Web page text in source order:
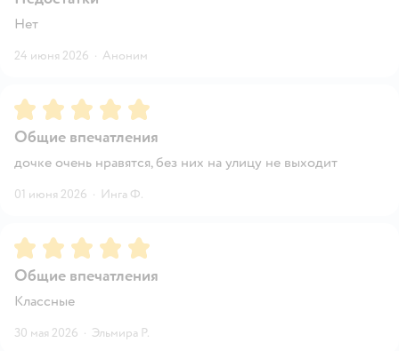
Нет
24 июня 2026 · Аноним
Рейтинг:5
Общие впечатления
дочке очень нравятся, без них на улицу не выходит
01 июня 2026 · Инга Ф.
Рейтинг:5
Общие впечатления
Классные
30 мая 2026 · Эльмира Р.